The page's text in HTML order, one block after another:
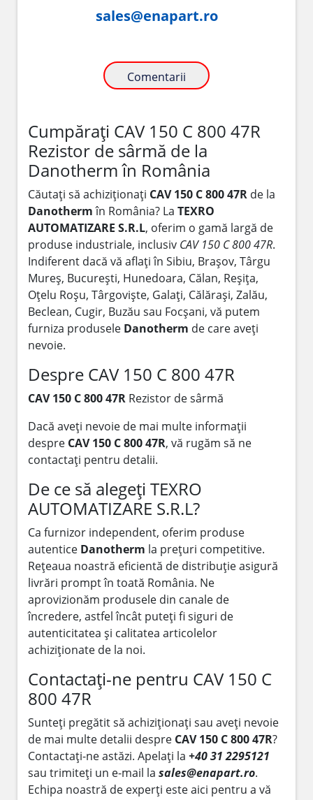
sales@enapart.ro
Comentarii
Cumpărați CAV 150 C 800 47R
Rezistor de sârmă de la
Danotherm în România
Căutați să achiziționați CAV 150 C 800 47R de la
Danothermîn România? La TEXRO
AUTOMATIZARE S.R.L, oferim o gamă largă de
produse industriale, inclusiv CAV 150 C 800 47R.
Indiferent dacă vă aflați în Sibiu, Brașov, Târgu
Mureș, București, Hunedoara, Călan, Reșița,
Oțelu Roșu, Târgoviște, Galați, Călărași, Zalău,
Beclean, Cugir, Buzău sau Focșani, vă putem
furniza produsele Danotherm de care aveți
nevoie.
Despre CAV 150 C 800 47R
CAV 150 C 800 47R Rezistor de sârmă
Dacă aveți nevoie de mai multe informații
despre CAV 150 C 800 47R, vă rugăm să ne
contactați pentru detalii.
De ce să alegeți TEXRO
AUTOMATIZARE S.R.L?
Ca furnizor independent, oferim produse
autentice Danotherm la prețuri competitive.
Rețeaua noastră eficientă de distribuție asigură
livrări prompt în toată România. Ne
aprovizionăm produsele din canale de
încredere, astfel încât puteți fi siguri de
autenticitatea și calitatea articolelor
achiziționate de la noi.
Contactați-ne pentru CAV 150 C
800 47R
Sunteți pregătit să achiziționați sau aveți nevoie
de mai multe detalii despre CAV 150 C 800 47R?
Contactați-ne astăzi. Apelați la +40 31 2295121
sau trimiteți un e-mail la sales@enapart.ro.
Echipa noastră de experți este aici pentru a vă